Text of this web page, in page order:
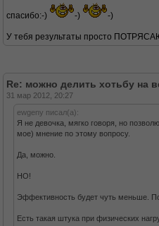
спасибо:-) -) -)
У тебя результаты просто
Re: можно делить хотьбу на
31 мар 2012, 20:27
ewgeny писал(а):
Я не девочка, мягко говоря, но
мое) мнение по этому вопросу.
Да, можно.
НО!
Эффективность будет чуть меньше.
Есть такая штука при физических